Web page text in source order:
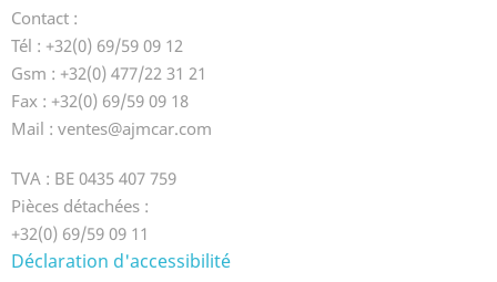
Contact :
Tél : +32(0) 69/59 09 12
Gsm : +32(0) 477/22 31 21
Fax : +32(0) 69/59 09 18
Mail : ventes@ajmcar.com
TVA : BE 0435 407 759
Pièces détachées :
+32(0) 69/59 09 11
Déclaration d'accessibilité